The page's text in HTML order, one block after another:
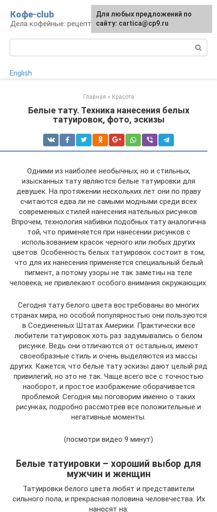
контенту
Кофе-club
Дела кофейные: рецепты и приготовление
English
Главная » Красота
Белые тату. Техника нанесения белых
татуировок, фото, эскизы
Одними из наиболее необычных, но и стильных,
изысканных тату являются белые татуировки для
девушек. На протяжении нескольких лет они по праву
считаются едва ли не самыми модными среди всех
современных стилей нанесения нательных рисунков.
Впрочем, технология набивки подобных тату аналогична
той, что применяется при нанесении рисунков с
использованием красок черного или любых других
цветов. Особенность белых татуировок состоит в том,
что для их нанесения применяется специальный белый
пигмент, а потому узоры не так заметны на теле
человека, не привлекают особого внимания окружающих.
Сегодня тату белого цвета востребованы во многих
странах мира, но особой популярностью они пользуются
в Соединенных Штатах Америки. Практически все
любители татуировок хоть раз задумывались о белом
рисунке. Ведь они отличаются от остальных, имеют
своеобразные стиль и очень выделяются из массы
других. Кажется, что белые тату эскизы дают целый ряд
привилегий, но это не так. Чаще всего все с точностью
наоборот, и простое изображение оборачивается
проблемой. Сегодня мы поговорим именно о таких
рисунках, подробно рассмотрев все положительные и
негативные моменты.
(посмотри видео 9 минут)
Белые татуировки – хороший выбор для
мужчин и женщин
Татуировки белого цвета любят и представители
сильного пола, и прекрасная половина человечества. Их
наносят на:
Для любых предложений по
сайту: cartica@cp9.ru